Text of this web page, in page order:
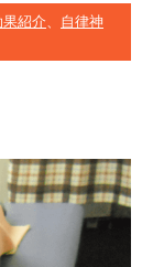
紹介
自律神